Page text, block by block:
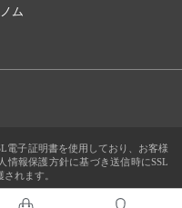
ム
電子証明書を使用しており、お客様
情報保護方針に基づき送信時にSSL
れます。